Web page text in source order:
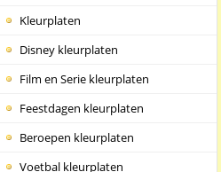
Kleurplaten
Disney kleurplaten
Film en Serie kleurplaten
Feestdagen kleurplaten
Beroepen kleurplaten
Voetbal kleurplaten